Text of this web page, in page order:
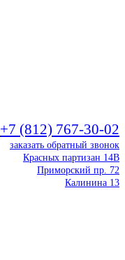
+7 (812) 767-30-02
заказать обратный звонок
Красных партизан 14В
Приморский пр. 72
Калинина 13